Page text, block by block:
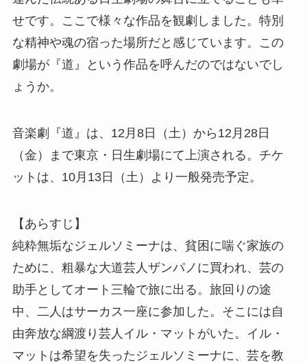
せです。ここで様々な作品を観劇しました。特別
な精神や魂の宿った場所だと感じています。この
劇場が『道』という作品を呼んだのではないでし
ょうか。
音楽劇『道』は、12月8日（土）から12月28日
（金）まで東京・日生劇場にて上演される。チケ
ットは、10月13日（土）より一般発売予定。
【あらすじ】
純粋無垢なジェルソミーナは、貧困に喘ぐ家族の
ために、粗暴な大道芸人ザンパノに買われ、芸の
助手としてオート三輪で旅に出る。旅回りの途
中、二人はサーカス一座に参加した。そこには自
由奔放な綱渡り芸人イル・マットがいた。イル・
マットは希望を失ったジェルソミーナに、芸を教